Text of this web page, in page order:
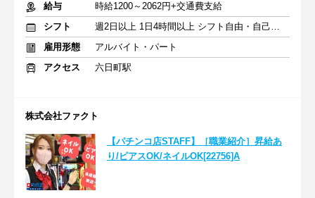
給与
時給1200～2062円+交通費支給
シフト
週2日以上 1日4時間以上 シフト自由・自己申告
雇用形態
アルバイト・パート
アクセス
六日町駅
株式会社ファクト
【パチンコ店STAFF】［職業紹介］昇給あ
り/ピアスOK/ネイルOK[22756]A